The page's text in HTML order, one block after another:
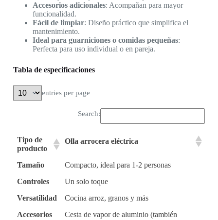
Accesorios adicionales: Acompañan para mayor
funcionalidad.
Fácil de limpiar: Diseño práctico que simplifica el
mantenimiento.
Ideal para guarniciones o comidas pequeñas:
Perfecta para uso individual o en pareja.
Tabla de especificaciones
entries per page
Search:
Tipo de
producto
Olla arrocera eléctrica
Tamaño
Compacto, ideal para 1-2 personas
Controles
Un solo toque
Versatilidad
Cocina arroz, granos y más
Accesorios
Cesta de vapor de aluminio (también